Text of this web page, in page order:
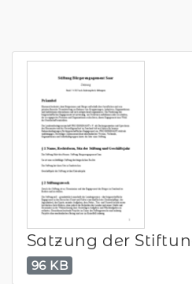
Satzung der
96 KB